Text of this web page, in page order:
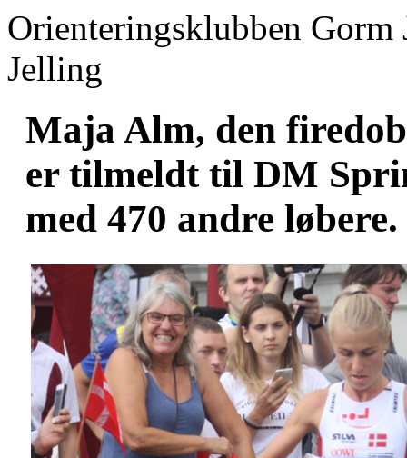
Orienteringsklubben
Jelling
Maja Alm, den
er tilmeldt til DM
med 470 andre løbere.